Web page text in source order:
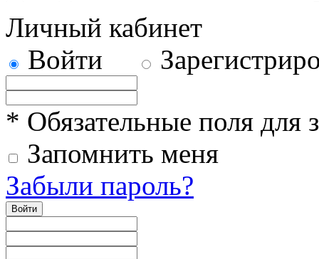
Личный кабинет
Войти
* Обязательные поля для
Запомнить меня
Забыли пароль?
Войти